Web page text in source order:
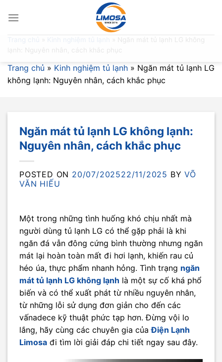
Ngăn mát tủ lạnh LG không
lạnh: Nguyên nhân, cách khắc phục
Trang chủ » Kinh nghiệm tủ lạnh » Ngăn mát tủ lạnh LG
không lạnh: Nguyên nhân, cách khắc phục
Ngăn mát tủ lạnh LG không lạnh:
Nguyên nhân, cách khắc phục
POSTED ON 20/07/202522/11/2025 BYVÕ
VĂN HIẾU
Một trong những tình huống khó chịu nhất mà
người dùng tủ lạnh LG có thể gặp phải là khi
ngăn đá vẫn đông cứng bình thường nhưng ngăn
mát lại hoàn toàn mất đi hơi lạnh, khiến rau củ
héo úa, thực phẩm nhanh hỏng. Tình trạng ngăn
mát tủ lạnh LG không lạnh là một sự cố khá phổ
biến và có thể xuất phát từ nhiều nguyên nhân,
từ những lỗi sử dụng đơn giản cho đến các
vấnadece kỹ thuật phức tạp hơn. Đừng vội lo
lắng, hãy cùng các chuyên gia củaĐiện Lạnh
Limosa đi tìm lời giải đáp chi tiết ngay sau đây.